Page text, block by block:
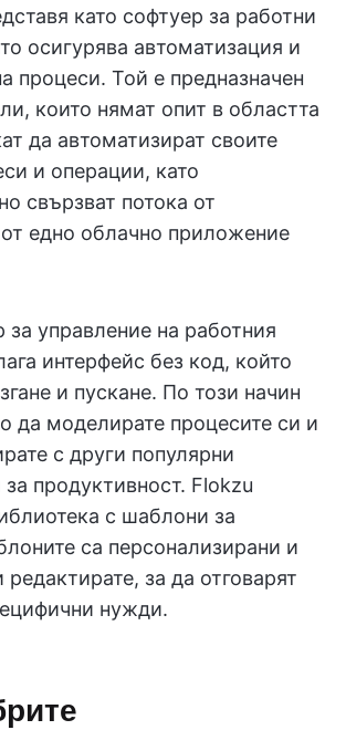
като софтуер за работни
осигурява автоматизация и
процеси. Той е предназначен
които нямат опит в областта
да автоматизират своите
и операции, като
свързват потока от
едно облачно приложение
за управление на работния
интерфейс без код, който
и пускане. По този начин
да моделирате процесите си и
с други популярни
продуктивност. Flokzu
с шаблони за
са персонализирани и
за да отговарят
нужди.